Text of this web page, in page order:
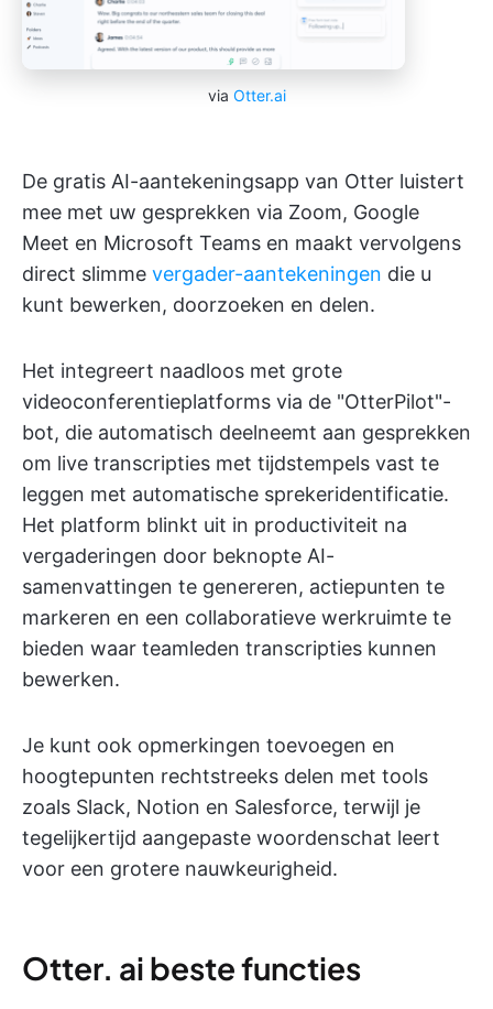
via Otter.ai
De gratis AI-aantekeningsapp van Otter luistert
mee met uw gesprekken via Zoom, Google
Meet en Microsoft Teams en maakt vervolgens
direct slimme vergader-aantekeningen die u
kunt bewerken, doorzoeken en delen.
Het integreert naadloos met grote
videoconferentieplatforms via de "OtterPilot"-
bot, die automatisch deelneemt aan gesprekken
om live transcripties met tijdstempels vast te
leggen met automatische sprekeridentificatie.
Het platform blinkt uit in productiviteit na
vergaderingen door beknopte AI-
samenvattingen te genereren, actiepunten te
markeren en een collaboratieve werkruimte te
bieden waar teamleden transcripties kunnen
bewerken.
Je kunt ook opmerkingen toevoegen en
hoogtepunten rechtstreeks delen met tools
zoals Slack, Notion en Salesforce, terwijl je
tegelijkertijd aangepaste woordenschat leert
voor een grotere nauwkeurigheid.
Otter. ai beste functies